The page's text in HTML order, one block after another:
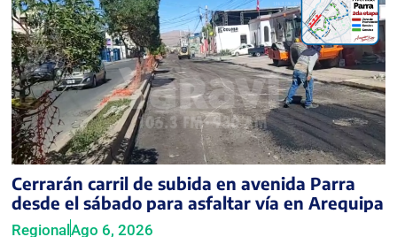
Cerrarán carril de subida en avenida Parra
desde el sábado para asfaltar vía en Arequipa
RegionalAgo 6, 2026